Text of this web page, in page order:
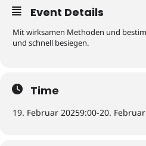
Event Details
Mit wirksamen Methoden und
und schnell besiegen.
Time
19. Februar 20259:00-20.